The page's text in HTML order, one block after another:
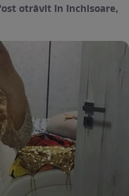
otrăvit în închisoare,